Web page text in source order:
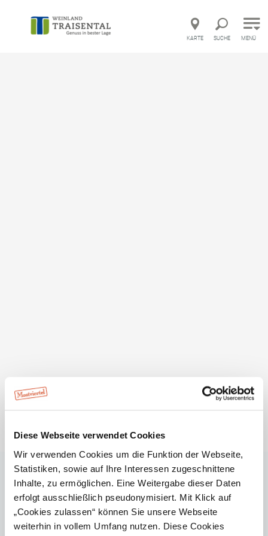
Diese Webseite verwendet Cookies
Wir verwenden Cookies um die Funktion der Webseite,
Statistiken, sowie auf Ihre Interessen zugeschnittene
Inhalte, zu ermöglichen. Eine Weitergabe dieser Daten
erfolgt ausschließlich pseudonymisiert. Mit Klick auf
„Cookies zulassen“ können Sie unsere Webseite
weiterhin in vollem Umfang nutzen. Diese Cookies
Direkt zur Volltextsuche
Direkt zum Inhalt
KARTE SUCHE MENÜ
seinen Touren erfahren Gäste viel Interessantes über
Pflanzen und Kräuter, über Besonderheiten der Geologie
Auch Bräuche und Weinheilige sind seine Themen.
Die Tour im Überblick
Zum Nützlingshotel
Ausgangspunkt: Eichberger Kellergasse, Parkplatz bei
der Infotafel zum Korkenzieher.